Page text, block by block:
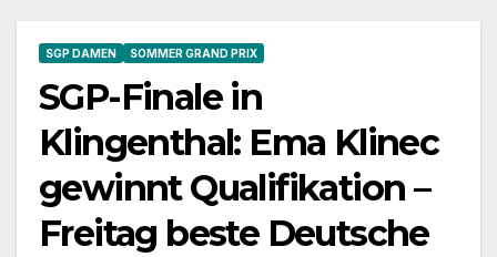
SGP DAMEN SOMMER GRAND PRIX
SGP-Finale in
Klingenthal: Ema Klinec
gewinnt Qualifikation –
Freitag beste Deutsche